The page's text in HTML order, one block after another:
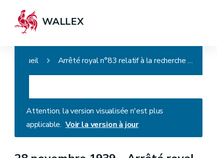
WALLEX
Accueil Arrêté royal n°83 relatif à la recherche et à l'exploitation des roches bitumeuses, du pétrole et des gaz combustibles
Attention, la version visualisée n'est plus
applicable. Voir la version à jour